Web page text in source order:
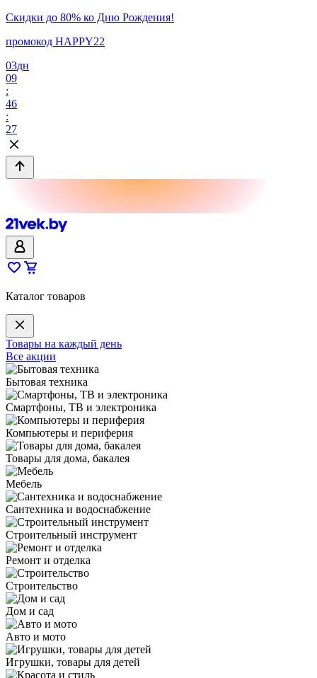
Скидки до 80% ко Дню Рождения!
промокод HAPPY22
03дн
09
:
46
:
27
Каталог товаров
Товары на каждый день
Все акции
Бытовая техника
Смартфоны, ТВ и электроника
Компьютеры и периферия
Товары для дома, бакалея
Мебель
Сантехника и водоснабжение
Строительный инструмент
Ремонт и отделка
Строительство
Дом и сад
Авто и мото
Игрушки, товары для детей